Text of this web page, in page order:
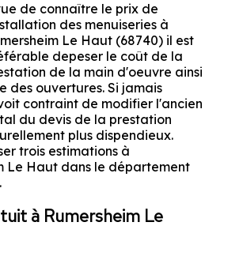
de connaître le prix de
des menuiseries à
Le Haut (68740) il est
depeser le coût de la
de la main d'oeuvre ainsi
des ouvertures. Si jamais
contraint de modifier l'ancien
du devis de la prestation
plus dispendieux.
trois estimations à
Le Haut dans le département
à Rumersheim Le